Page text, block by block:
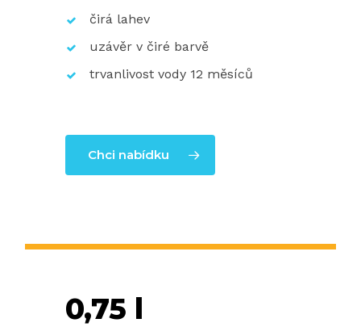
čirá lahev
uzávěr v čiré barvě
trvanlivost vody 12 měsíců
Chci nabídku
0,75 l